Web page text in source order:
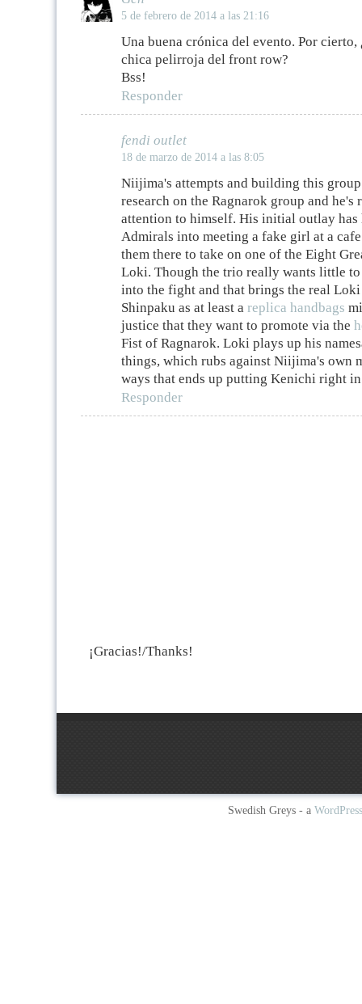
5 de febrero de 2014 a las 21:16
Una buena crónica del evento. Por cierto,
chica pelirroja del front row?
Bss!
Responder
fendi outlet
18 de marzo de 2014 a las 8:05
Niijima's attempts and building this
research on the Ragnarok group and
attention to himself. His initial outlay has
Admirals into meeting a fake girl at a
them there to take on one of the Eight
Loki. Though the trio really wants little
into the fight and that brings the real Loki
Shinpaku as at least a replica handbags
justice that they want to promote via the
Fist of Ragnarok. Loki plays up his
things, which rubs against Niijima's own
ways that ends up putting Kenichi right
Responder
¡Gracias!/Thanks!
Swedish Greys - a